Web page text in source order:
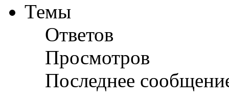
Темы
Ответов
Просмотров
Последнее